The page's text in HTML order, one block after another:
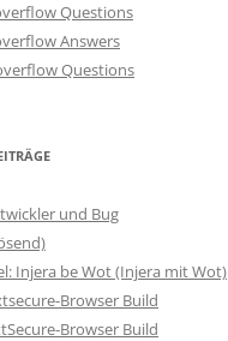
Questions
Answers
Questions
und Bug
Injera be Wot (Injera mit Wot)
Browser Build
Browser Build